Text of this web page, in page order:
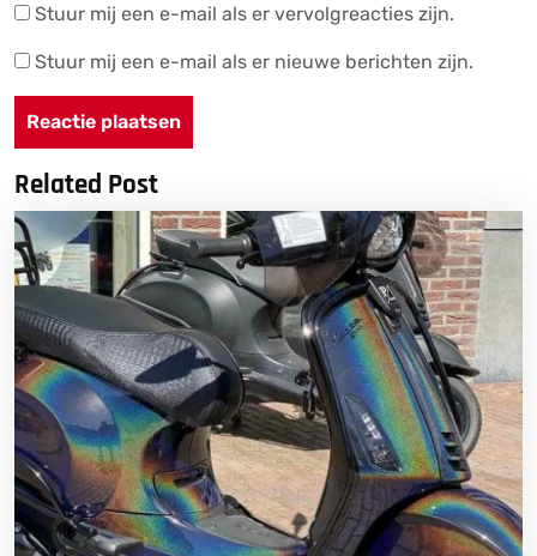
Stuur mij een e-mail als er vervolgreacties zijn.
Stuur mij een e-mail als er nieuwe berichten zijn.
Related Post